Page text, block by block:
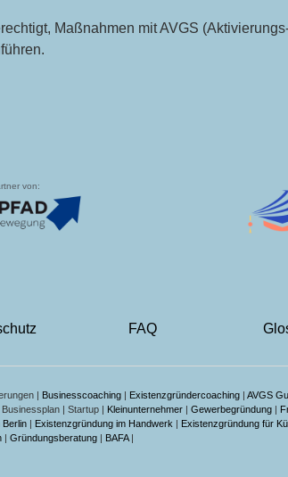
Maßnahmen mit AVGS
von:
FAQ
| Businesscoaching | Existenzgründercoaching | AVGS
Businessplan | Startup | Kleinunternehmer | Gewerbegründung |
Berlin | Existenzgründung im Handwerk | Existenzgründung für
| Gründungsberatung | BAFA|